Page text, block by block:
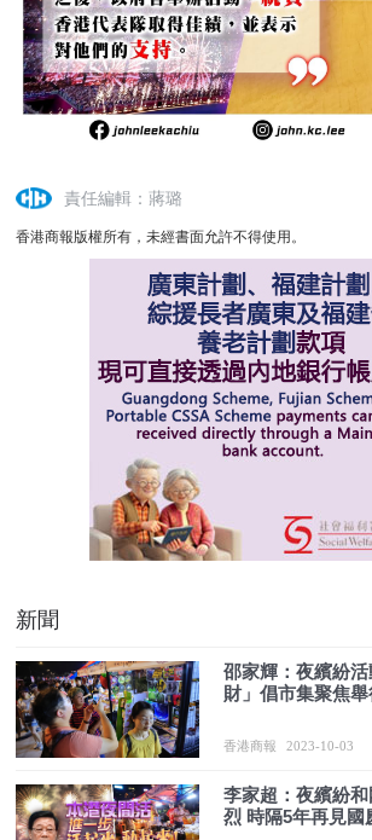
責任編輯：蔣璐
香港商報版權所有，未經書面允許不得使用。
新聞
邵家輝：夜繽紛
財」倡市集聚焦舉
香港商報 2023-10-03
李家超：夜繽紛
烈 時隔5年再見國